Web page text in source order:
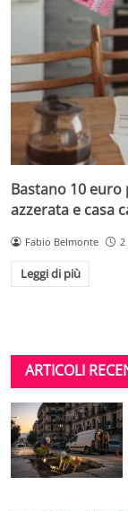
Bastano 10
azzerata e casa
Fabio Belmonte
Leggi di più
ARTICOLI